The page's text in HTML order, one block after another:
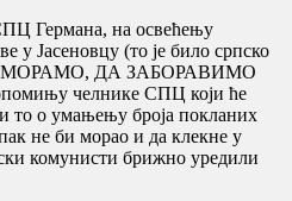
Германа, на освећењу
у Јасеновцу (то је било српско
МОРАМО, ДА ЗАБОРАВИМО
челнике СПЦ који ће
то о умањењу броја покланих
не би морао и да клекне у
комунисти брижно уредили